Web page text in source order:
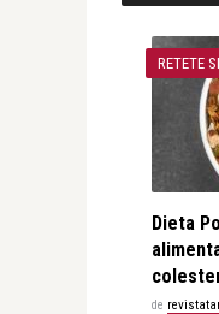
RETETE
Dieta
de